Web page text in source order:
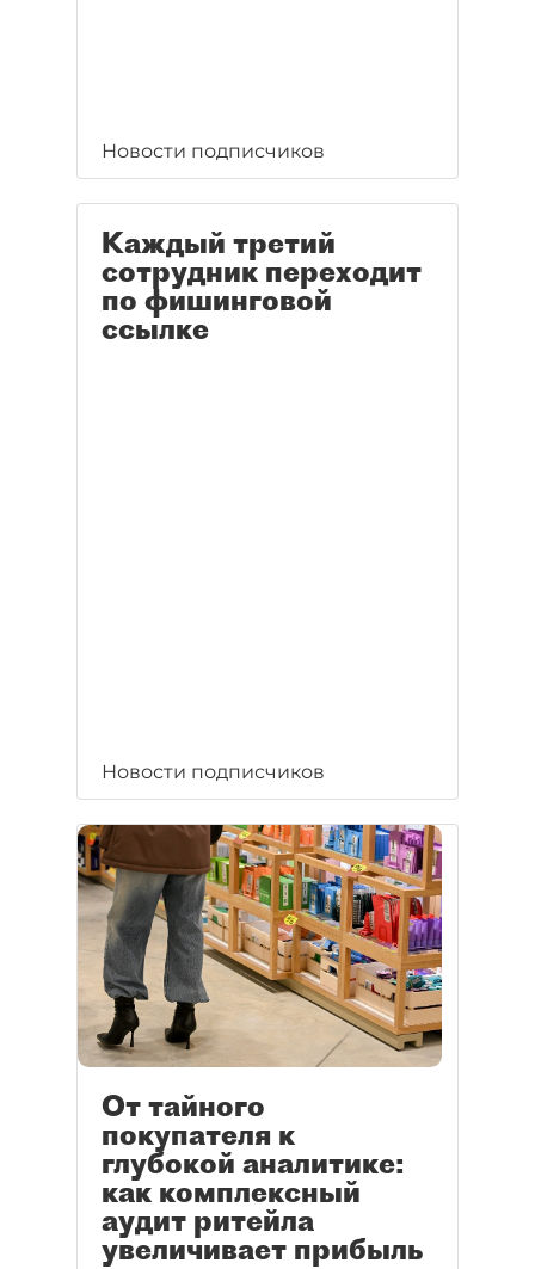
Новости подписчиков
Каждый третий
сотрудник переходит
по фишинговой
ссылке
Новости подписчиков
От тайного
покупателя к
глубокой аналитике:
как комплексный
аудит ритейла
увеличивает прибыль